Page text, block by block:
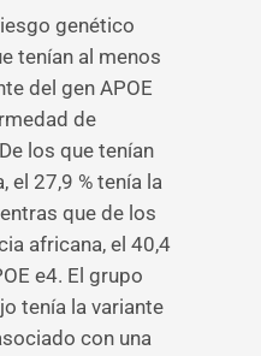
genético
tenían al menos
del gen APOE
de
los que tenían
el 27,9 % tenía la
que de los
africana, el 40,4
e4. El grupo
tenía la variante
con una